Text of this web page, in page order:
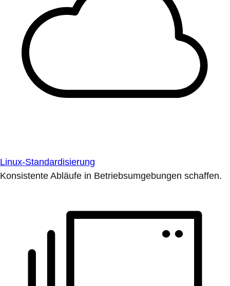
Linux-Standardisierung
Konsistente Abläufe in Betriebsumgebungen schaffen.